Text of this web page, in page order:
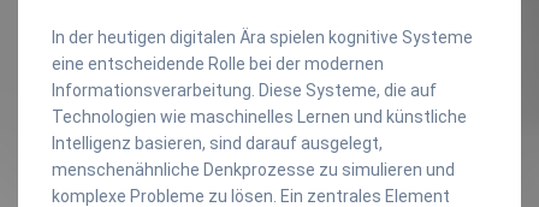
In der heutigen digitalen Ära spielen kognitive Systeme
eine entscheidende Rolle bei der modernen
Informationsverarbeitung. Diese Systeme, die auf
Technologien wie maschinelles Lernen und künstliche
Intelligenz basieren, sind darauf ausgelegt,
menschenähnliche Denkprozesse zu simulieren und
komplexe Probleme zu lösen. Ein zentrales Element